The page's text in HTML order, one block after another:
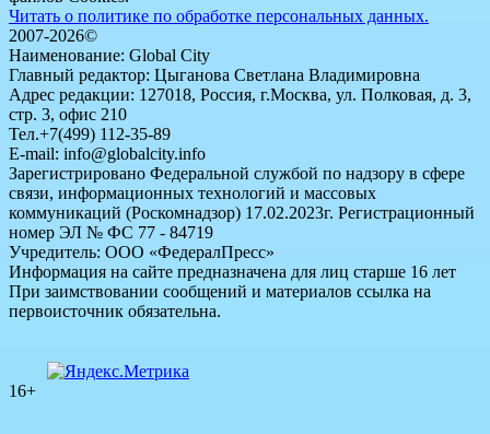
Читать о политике по обработке персональных данных.
2007-2026©
Наименование: Global City
Главный редактор: Цыганова Светлана Владимировна
Адрес редакции: 127018, Россия, г.Москва, ул. Полковая, д. 3,
стр. 3, офис 210
Тел.+7(499) 112-35-89
E-mail: info@globalcity.info
Зарегистрировано Федеральной службой по надзору в сфере
связи, информационных технологий и массовых
коммуникаций (Роскомнадзор) 17.02.2023г. Регистрационный
номер ЭЛ № ФС 77 - 84719
Учредитель: ООО «ФедералПресс»
Информация на сайте предназначена для лиц старше 16 лет
При заимствовании сообщений и материалов ссылка на
первоисточник обязательна.
16+